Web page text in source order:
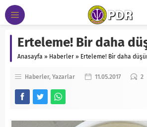
Erteleme! Bir daha
Anasayfa » Haberler » Erteleme! Bir daha
Haberler Yazarlar 11.05.2017 2